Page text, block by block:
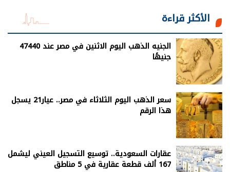
الأكثر قراءة
الجنيه الذهب اليوم الاثنين في مصر عند 47440
جنيهًا
سعر الذهب اليوم الثلاثاء في مصر.. عيار21 يسجل
هذا الرقم
عقارات السعودية.. توسيع التسجيل العيني ليشمل
167 ألف قطعة عقارية في 5 مناطق